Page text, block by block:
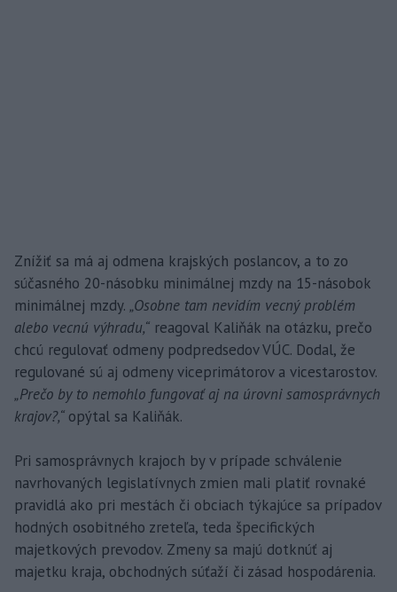
Znížiť sa má aj odmena krajských poslancov, a to zo
súčasného 20-násobku minimálnej mzdy na 15-násobok
minimálnej mzdy. „Osobne tam nevidím vecný problém
alebo vecnú výhradu,“ reagoval Kaliňák na otázku, prečo
chcú regulovať odmeny podpredsedov VÚC. Dodal, že
regulované sú aj odmeny viceprimátorov a vicestarostov.
„Prečo by to nemohlo fungovať aj na úrovni samosprávnych
krajov?,“ opýtal sa Kaliňák.
Pri samosprávnych krajoch by v prípade schválenie
navrhovaných legislatívnych zmien mali platiť rovnaké
pravidlá ako pri mestách či obciach týkajúce sa prípadov
hodných osobitného zreteľa, teda špecifických
majetkových prevodov. Zmeny sa majú dotknúť aj
majetku kraja, obchodných súťaží či zásad hospodárenia.